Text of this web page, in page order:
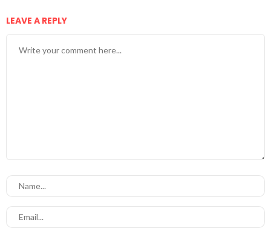
LEAVE A REPLY